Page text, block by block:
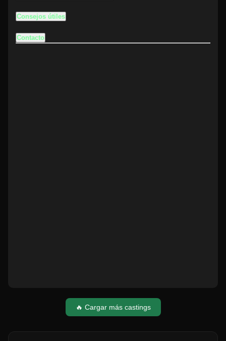
Consejos útiles
Contacto
🔥 Cargar más castings